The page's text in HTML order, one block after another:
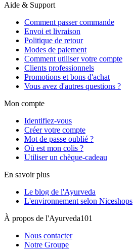
Aide & Support
Comment passer commande
Envoi et livraison
Politique de retour
Modes de paiement
Comment utiliser votre compte
Clients professionnels
Promotions et bons d'achat
Vous avez d'autres questions ?
Mon compte
Identifiez-vous
Créer votre compte
Mot de passe oublié ?
Où est mon colis ?
Utiliser un chèque-cadeau
En savoir plus
Le blog de l'Ayurveda
L'environnement selon Niceshops
À propos de l'Ayurveda101
Nous contacter
Notre Groupe